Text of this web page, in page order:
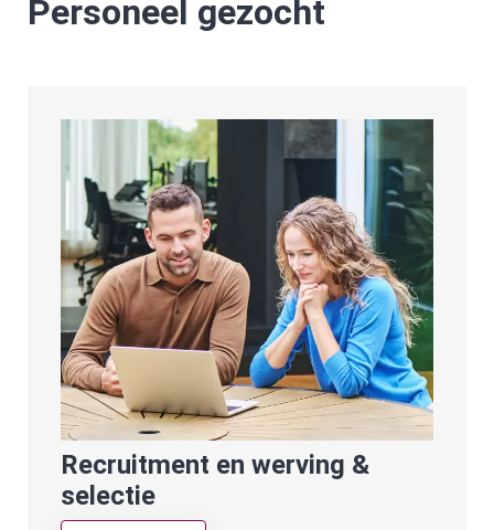
Personeel gezocht
Recruitment en werving &
selectie